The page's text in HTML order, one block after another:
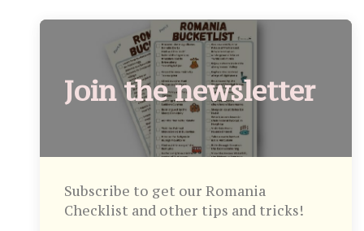
Join the newsletter
Subscribe to get our Romania
Checklist and other tips and tricks!